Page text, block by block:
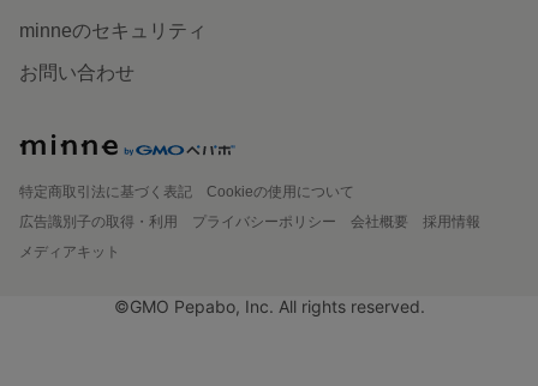
minneのセキュリティ
お問い合わせ
特定商取引法に基づく表記
Cookieの使用について
広告識別子の取得・利用
プライバシーポリシー 会社概要
採用情報
メディアキット
©GMO Pepabo, Inc. All rights reserved.